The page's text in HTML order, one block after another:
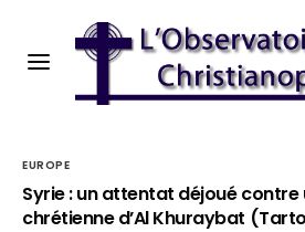
EUROPE
Syrie : un attentat déjoué contre
chrétienne d’Al Khuraybat